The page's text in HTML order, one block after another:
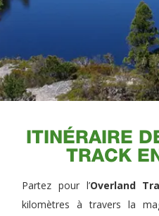
ITINÉRAIRE
TRACK
Partez pour l’Overland
kilomètres à travers la